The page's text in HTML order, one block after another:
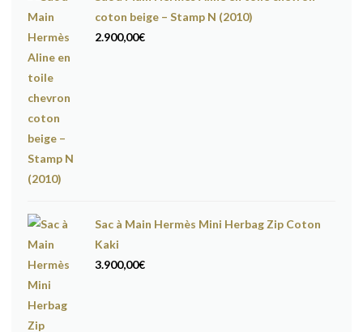
coton beige – Stamp N (2010)
2.900,00€
Sac à Main Hermès Mini Herbag Zip Coton
Kaki
3.900,00€